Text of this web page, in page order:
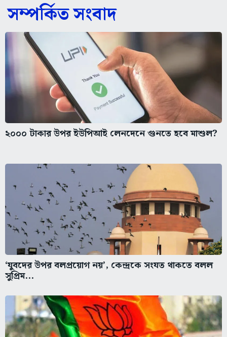
সম্পর্কিত সংবাদ
২০০০ টাকার উপর ইউপিআই লেনদেনে গুনতে হবে মাশুল?
‘যুবদের উপর বলপ্রয়োগ নয়’, কেন্দ্রকে সংযত থাকতে বলল
সুপ্রিম...